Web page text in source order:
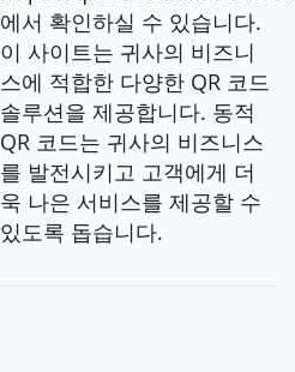
에서 확인하실 수 있습니다.
이 사이트는 귀사의 비즈니
스에 적합한 다양한 QR 코드
솔루션을 제공합니다. 동적
QR 코드는 귀사의 비즈니스
를 발전시키고 고객에게 더
욱 나은 서비스를 제공할 수
있도록 돕습니다.